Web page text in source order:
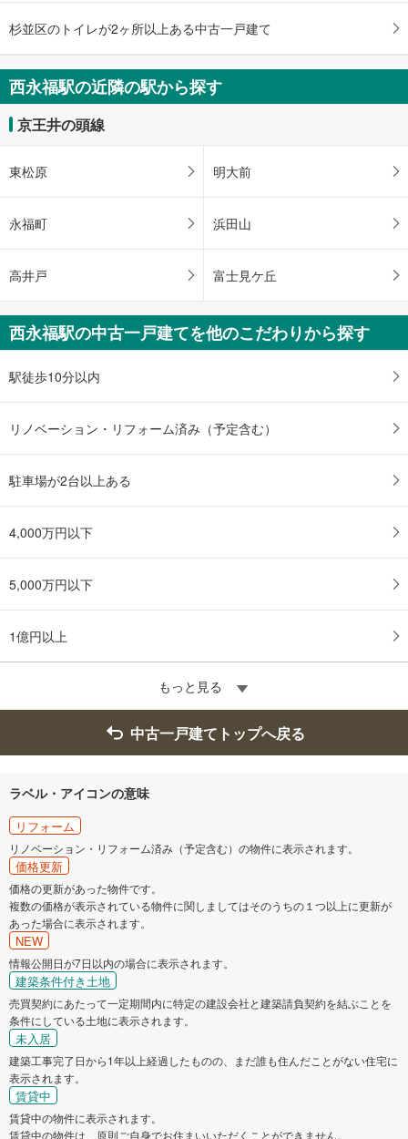
杉並区のトイレが2ヶ所以上ある中古一戸建て
西永福駅の近隣の駅から探す
京王井の頭線
東松原 明大前
永福町 浜田山
高井戸 富士見ケ丘
西永福駅の中古一戸建てを他のこだわりから探す
駅徒歩10分以内
リノベーション・リフォーム済み（予定含む）
駐車場が2台以上ある
4,000万円以下
5,000万円以下
1億円以上
もっと見る
中古一戸建てトップへ戻る
ラベル・アイコンの意味
リフォーム
リノベーション・リフォーム済み（予定含む）の物件に表示されます。
価格更新
価格の更新があった物件です。
複数の価格が表示されている物件に関しましてはそのうちの１つ以上に更新が
あった場合に表示されます。
NEW
情報公開日が7日以内の場合に表示されます。
建築条件付き土地
売買契約にあたって一定期間内に特定の建設会社と建築請負契約を結ぶことを
条件にしている土地に表示されます。
未入居
建築工事完了日から1年以上経過したものの、まだ誰も住んだことがない住宅に
表示されます。
賃貸中
賃貸中の物件に表示されます。
賃貸中の物件は、原則ご自身でお住まいいただくことができません。